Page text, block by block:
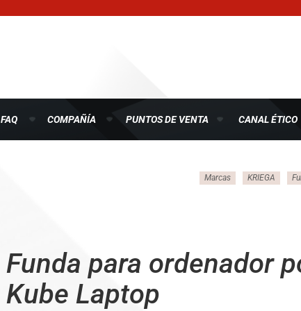
FAQ COMPAÑÍA PUNTOS DE VENTA CANAL ÉTICO
Marcas KRIEGA
Funda para ordenador
Kube Laptop